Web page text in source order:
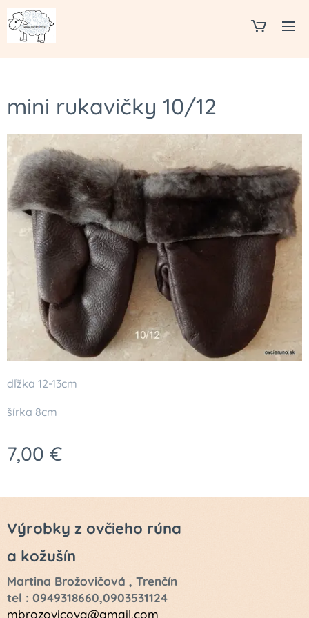
mini rukavičky 10/12
dľžka 12-13cm
šírka 8cm
7,00 €
Výrobky z ovčieho rúna
a kožušín
Martina Brožovičová , Trenčín
tel : 0949318660,0903531124
mbrozovicova@gmail.com